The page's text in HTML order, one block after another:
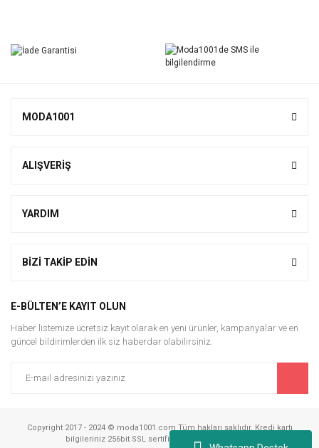
Yorum Yaz
MODA1001
ALIŞVERİŞ
YARDIM
BİZİ TAKİP EDİN
E-BÜLTEN’E KAYIT OLUN
Haber listemize ücretsiz kayıt olarak en yeni ürünler, kampanyalar ve en
güncel bildirimlerden ilk siz haberdar olabilirsiniz.
Copyright 2017 - 2024 © moda1001.com Tüm hakları saklıdır. Kredi kartı
bilgileriniz 256bit SSL sertifikası ile korunmaktadır.